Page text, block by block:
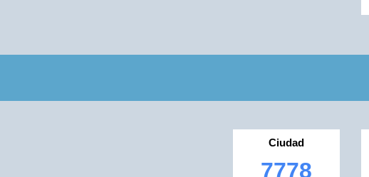
Ciudad
7778